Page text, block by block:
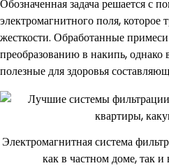
Обозначенная задача решается с
электромагнитного поля, которое
жесткости. Обработанные
преобразованию в накипь, однако
полезные для здоровья
Электромагнитная система
как в частном доме, так и